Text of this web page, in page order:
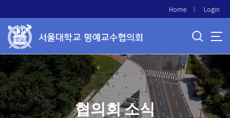
로
메
뉴
Home Login
협의회 소식